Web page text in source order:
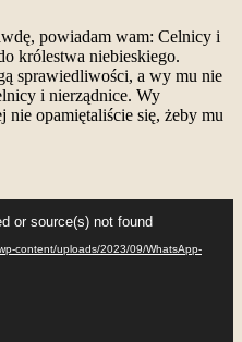
powiadam wam: Celnicy i
królestwa niebieskiego.
sprawiedliwości, a wy mu nie
i nierządnice. Wy
nie opamiętaliście się, żeby mu
or source(s) not found
content/uploads/2023/09/WhatsApp-